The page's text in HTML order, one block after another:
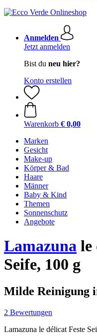
Anmelden
Jetzt anmelden
Bist du neu hier?
Konto erstellen
Warenkorb € 0,00
Marken
Gesicht
Make-up
Körper & Bad
Haare
Männer
Baby & Kind
Themen
Sonnenschutz
Angebote
Lamazuna le
Seife, 100 g
Milde Reinigung
2 Bewertungen
Lamazuna le délicat Feste